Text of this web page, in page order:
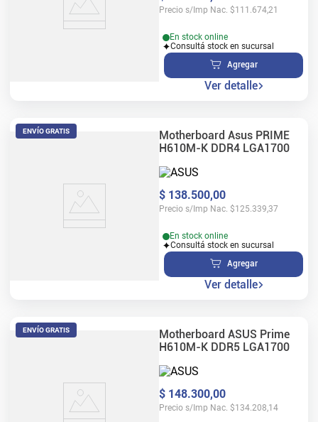
Precio s/Imp Nac. $111.674,21
En stock online
Consultá stock en sucursal
Agregar
Ver detalle
ENVÍO GRATIS
Motherboard Asus PRIME
H610M-K DDR4 LGA1700
$ 138.500,00
Precio s/Imp Nac. $125.339,37
En stock online
Consultá stock en sucursal
Agregar
Ver detalle
ENVÍO GRATIS
Motherboard ASUS Prime
H610M-K DDR5 LGA1700
$ 148.300,00
Precio s/Imp Nac. $134.208,14